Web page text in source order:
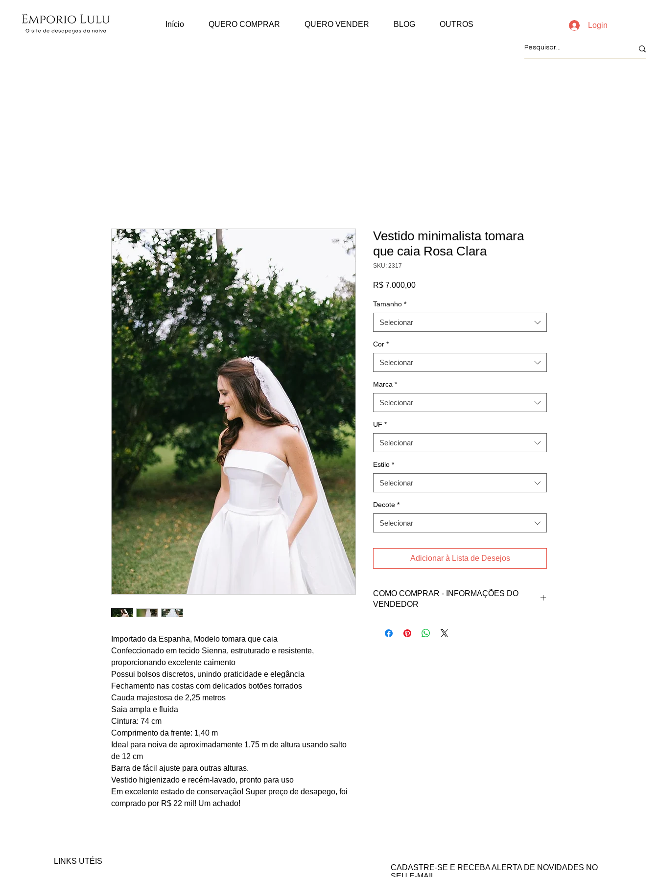
Início QUERO COMPRAR QUERO VENDER BLOG OUTROS Login
Importado da Espanha, Modelo tomara que caia
Confeccionado em tecido Sienna, estruturado e resistente,
proporcionando excelente caimento
Possui bolsos discretos, unindo praticidade e elegância
Fechamento nas costas com delicados botões forrados
Cauda majestosa de 2,25 metros
Saia ampla e fluida
Cintura: 74 cm
Comprimento da frente: 1,40 m
Ideal para noiva de aproximadamente 1,75 m de altura usando salto
de 12 cm
Barra de fácil ajuste para outras alturas.
Vestido higienizado e recém-lavado, pronto para uso
Em excelente estado de conservação! Super preço de desapego, foi
comprado por R$ 22 mil! Um achado!
Vestido minimalista tomara
que caia Rosa Clara
SKU: 2317
R$ 7.000,00Preço
Tamanho *
Selecionar
Cor *
Selecionar
Marca *
Selecionar
UF *
Selecionar
Estilo *
Selecionar
Decote *
Selecionar
Adicionar à Lista de Desejos
COMO COMPRAR - INFORMAÇÕES DO
VENDEDOR
a vendedora Maria Luiza nos contatos abaixos:
LINKS UTÉIS
CADASTRE-SE E RECEBA ALERTA DE NOVIDADES NO